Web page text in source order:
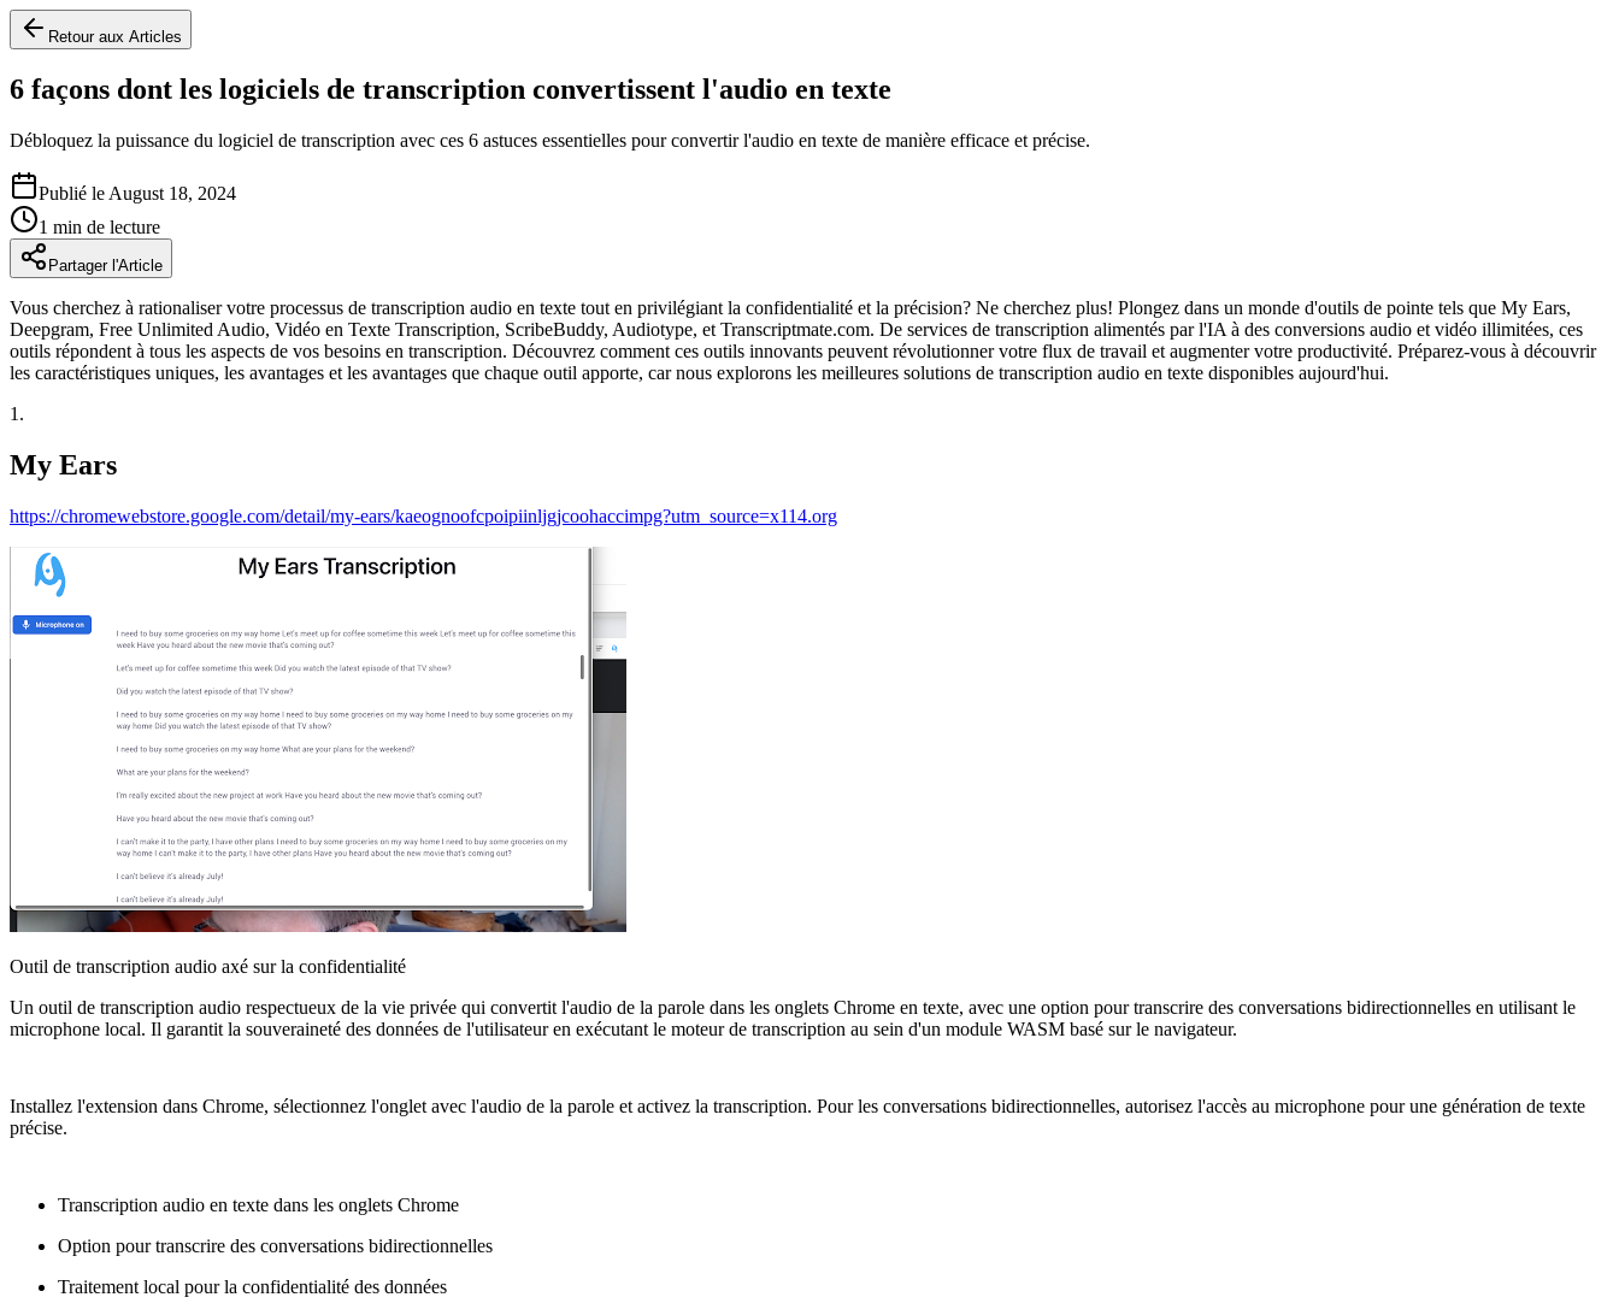
Retour aux Articles
6 façons dont les logiciels de transcription convertissent l'audio en texte
Débloquez la puissance du logiciel de transcription avec ces 6 astuces essentielles pour convertir l'audio en texte de manière efficace et précise.
Publié le August 18, 2024
1 min de lecture
Partager l'Article
Vous cherchez à rationaliser votre processus de transcription audio en texte tout en privilégiant la confidentialité et la précision? Ne cherchez plus! Plongez dans un monde d'outils de pointe tels que My Ears,
Deepgram, Free Unlimited Audio, Vidéo en Texte Transcription, ScribeBuddy, Audiotype, et Transcriptmate.com. De services de transcription alimentés par l'IA à des conversions audio et vidéo illimitées, ces
outils répondent à tous les aspects de vos besoins en transcription. Découvrez comment ces outils innovants peuvent révolutionner votre flux de travail et augmenter votre productivité. Préparez-vous à découvrir
les caractéristiques uniques, les avantages et les avantages que chaque outil apporte, car nous explorons les meilleures solutions de transcription audio en texte disponibles aujourd'hui.
1 .
My Ears
https://chromewebstore.google.com/detail/my-ears/kaeognoofcpoipiinljgjcoohaccimpg?utm_source=x114.org
Outil de transcription audio axé sur la confidentialité
Un outil de transcription audio respectueux de la vie privée qui convertit l'audio de la parole dans les onglets Chrome en texte, avec une option pour transcrire des conversations bidirectionnelles en utilisant le
microphone local. Il garantit la souveraineté des données de l'utilisateur en exécutant le moteur de transcription au sein d'un module WASM basé sur le navigateur.
Installez l'extension dans Chrome, sélectionnez l'onglet avec l'audio de la parole et activez la transcription. Pour les conversations bidirectionnelles, autorisez l'accès au microphone pour une génération de texte
précise.
Transcription audio en texte dans les onglets Chrome
Option pour transcrire des conversations bidirectionnelles
Traitement local pour la confidentialité des données